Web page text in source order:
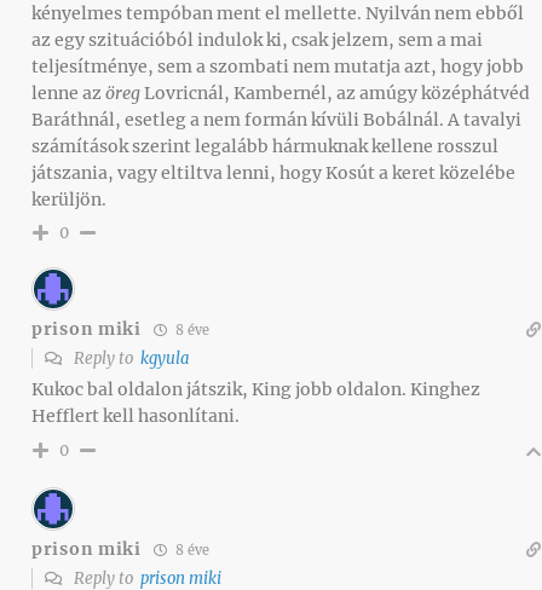
kényelmes tempóban ment el mellette. Nyilván nem ebből
az egy szituációból indulok ki, csak jelzem, sem a mai
teljesítménye, sem a szombati nem mutatja azt, hogy jobb
lenne az öregLovricnál, Kambernél, az amúgy középhátvéd
Baráthnál, esetleg a nem formán kívüli Bobálnál. A tavalyi
számítások szerint legalább hármuknak kellene rosszul
játszania, vagy eltiltva lenni, hogy Kosút a keret közelébe
kerüljön.
0
prison miki 8 éve
Reply to kgyula
Kukoc bal oldalon játszik, King jobb oldalon. Kinghez
Hefflert kell hasonlítani.
0
prison miki 8 éve
Reply to prison miki